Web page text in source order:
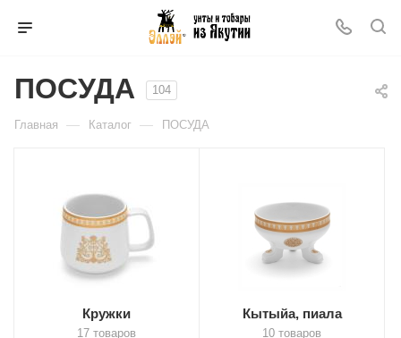
ПОСУДА 104
Главная — Каталог — ПОСУДА
Кружки
17 товаров
Кытыйа, пиала
10 товаров